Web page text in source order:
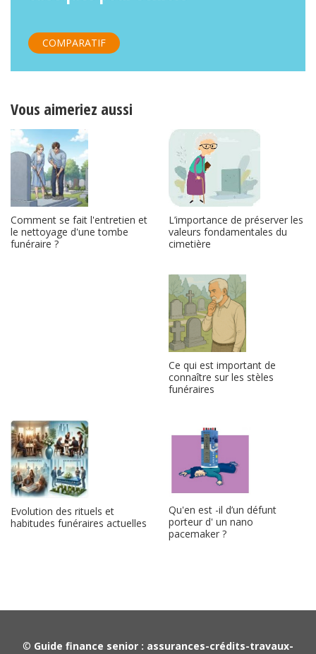
COMPARATIF
Vous aimeriez aussi
Comment se fait l'entretien et
le nettoyage d'une tombe
funéraire ?
L’importance de préserver les
valeurs fondamentales du
cimetière
Ce qui est important de
connaître sur les stèles
funéraires
Evolution des rituels et
habitudes funéraires actuelles
Qu'en est -il d’un défunt
porteur d' un nano
pacemaker ?
© Guide finance senior : assurances-crédits-travaux-